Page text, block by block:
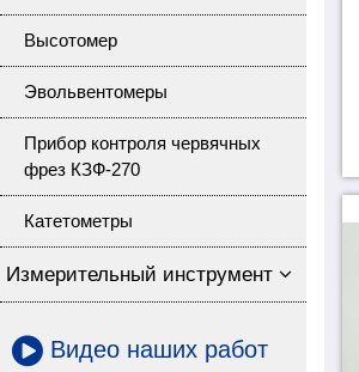
Высотомер
Эвольвентомеры
Прибор контроля червячных
фрез КЗФ-270
Катетометры
Измерительный инструмент
Видео наших работ